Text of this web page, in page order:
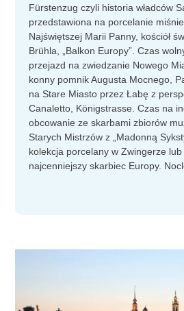
Fürstenzug czyli historia władców
przedstawiona na porcelanie
Najświętszej Marii Panny, kościół
Brühla, „Balkon Europy”. Czas
przejazd na zwiedzanie Nowego
konny pomnik Augusta Mocnego,
na Stare Miasto przez Łabę z
Canaletto, Königstrasse. Czas na
obcowanie ze skarbami zbiorów
Starych Mistrzów z „Madonną
kolekcja porcelany w Zwingerze lub
najcenniejszy skarbiec Europy.